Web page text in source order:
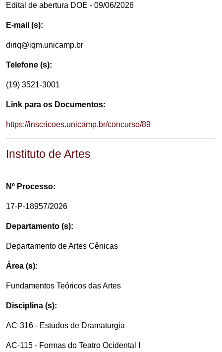
Edital de abertura DOE - 09/06/2026
E-mail (s):
diriq@iqm.unicamp.br
Telefone (s):
(19) 3521-3001
Link para os Documentos:
https://inscricoes.unicamp.br/concurso/89
Instituto de Artes
Nº Processo:
17-P-18957/2026
Departamento (s):
Departamento de Artes Cênicas
Área (s):
Fundamentos Teóricos das Artes
Disciplina (s):
AC-316 - Estudos de Dramaturgia
AC-115 - Formas do Teatro Ocidental I